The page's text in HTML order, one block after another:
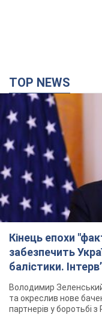
TOP NEWS
Кінець епохи
забезпечить
балістики.
Володимир
та окреслив нове
партнерів у боротьбі з